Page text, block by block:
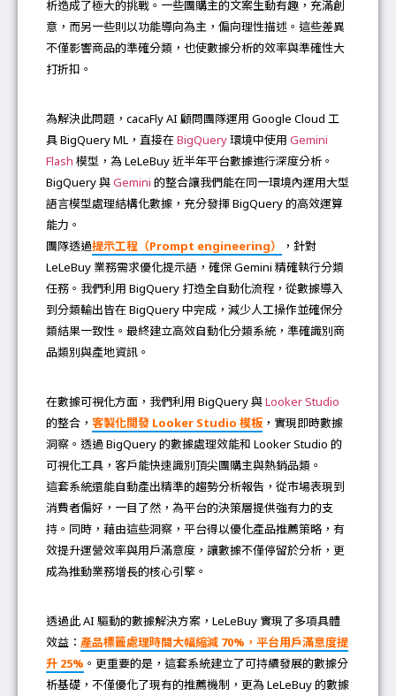
析造成了極大的挑戰。一些團購主的文案生動有趣，充滿創
意，而另一些則以功能導向為主，偏向理性描述。這些差異
不僅影響商品的準確分類，也使數據分析的效率與準確性大
打折扣。
為解決此問題，cacaFly AI 顧問團隊運用 Google Cloud 工
具 BigQuery ML，直接在BigQuery環境中使用 Gemini
Flash 模型，為 LeLeBuy 近半年平台數據進行深度分析。
BigQuery 與Gemini 的整合讓我們能在同一環境內運用大型
語言模型處理結構化數據，充分發揮 BigQuery 的高效運算
能力。
團隊透過提示工程（Prompt engineering）
，針對
LeLeBuy 業務需求優化提示語，確保 Gemini 精確執行分類
任務。我們利用 BigQuery 打造全自動化流程，從數據導入
到分類輸出皆在 BigQuery 中完成，減少人工操作並確保分
類結果一致性。最終建立高效自動化分類系統，準確識別商
品類別與產地資訊。
在數據可視化方面，我們利用 BigQuery 與Looker Studio
的整合， 客製化開發 Looker Studio 模板 ，實現即時數據
洞察。透過 BigQuery 的數據處理效能和 Looker Studio 的
可視化工具，客戶能快速識別頂尖團購主與熱銷品類。
這套系統還能自動產出精準的趨勢分析報告，從市場表現到
消費者偏好，一目了然，為平台的決策層提供強有力的支
持。同時，藉由這些洞察，平台得以優化產品推薦策略，有
效提升運營效率與用戶滿意度，讓數據不僅停留於分析，更
成為推動業務增長的核心引擎。
透過此 AI 驅動的數據解決方案，LeLeBuy 實現了多項具體
效益： 產品標籤處理時間大幅縮減 70%，平台用戶滿意度提
升 25% 。更重要的是，這套系統建立了可持續發展的數據分
析基礎，不僅優化了現有的推薦機制，更為 LeLeBuy 的數據